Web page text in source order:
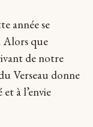
année se
Alors que
de notre
Verseau donne
à l’envie